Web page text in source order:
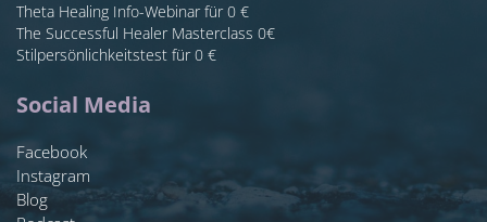
Theta Healing Info-Webinar für 0 €
The Successful Healer Masterclass 0€
Stilpersönlichkeitstest für 0 €
Social Media
Facebook
Instagram
Blog